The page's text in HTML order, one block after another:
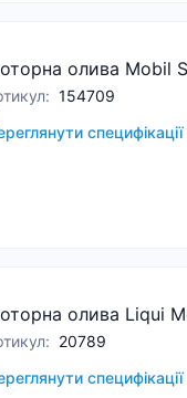
олива Mobil
: 154709
специфікації
олива Liqui
: 20789
специфікації